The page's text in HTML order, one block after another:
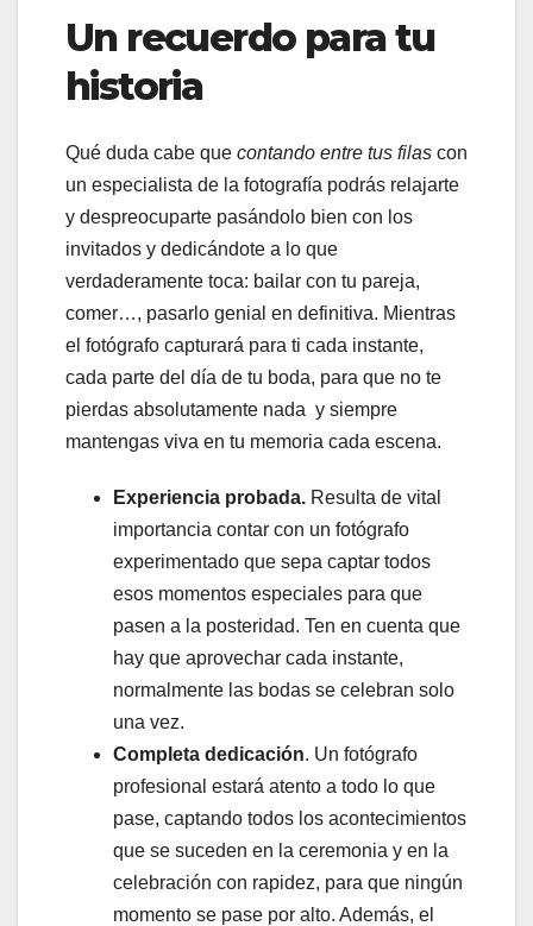
Un recuerdo para tu
historia
Qué duda cabe que contando entre tus filas con
un especialista de la fotografía podrás relajarte
y despreocuparte pasándolo bien con los
invitados y dedicándote a lo que
verdaderamente toca: bailar con tu pareja,
comer…, pasarlo genial en definitiva. Mientras
el fotógrafo capturará para ti cada instante,
cada parte del día de tu boda, para que no te
pierdas absolutamente nada y siempre
mantengas viva en tu memoria cada escena.
Experiencia probada. Resulta de vital
importancia contar con un fotógrafo
experimentado que sepa captar todos
esos momentos especiales para que
pasen a la posteridad. Ten en cuenta que
hay que aprovechar cada instante,
normalmente las bodas se celebran solo
una vez.
Completa dedicación. Un fotógrafo
profesional estará atento a todo lo que
pase, captando todos los acontecimientos
que se suceden en la ceremonia y en la
celebración con rapidez, para que ningún
momento se pase por alto. Además, el